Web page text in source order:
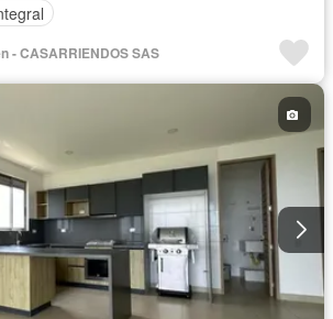
- CASARRIENDOS SAS